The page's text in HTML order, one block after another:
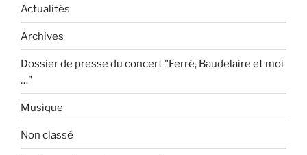
Actualités
Archives
Dossier de presse du concert "Ferré, Baudelaire et moi
…"
Musique
Non classé